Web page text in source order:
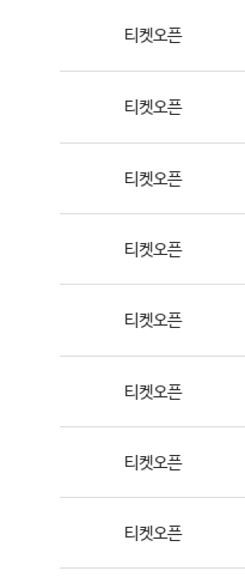
티켓오픈
티켓오픈
티켓오픈
티켓오픈
티켓오픈
티켓오픈
티켓오픈
티켓오픈